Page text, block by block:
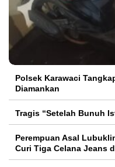
Polsek Karawaci
Diamankan
Tragis “Setelah Bunuh
Perempuan Asal
Curi Tiga Celana Jeans